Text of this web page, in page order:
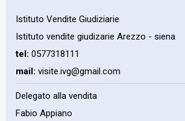
Istituto Vendite Giudiziarie
Istituto vendite giudizarie Arezzo - siena
tel: 0577318111
mail: visite.ivg@gmail.com
Delegato alla vendita
Fabio Appiano